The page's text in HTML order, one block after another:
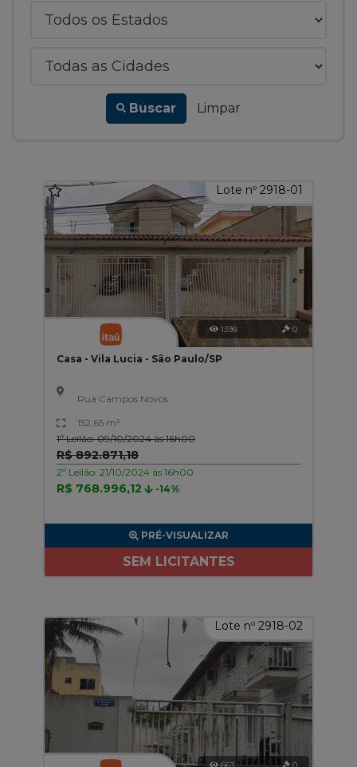
Buscar Limpar
Lote nº 2918-01
1398 0
Casa - Vila Lucia - São Paulo/SP
Rua Campos Novos
152,65 m²
1º Leilão: 09/10/2024 às 16h00
R$ 892.871,18
2º Leilão: 21/10/2024 às 16h00
R$ 768.996,12 -14%
PRÉ-VISUALIZAR
SEM LICITANTES
Lote nº 2918-02
663 0